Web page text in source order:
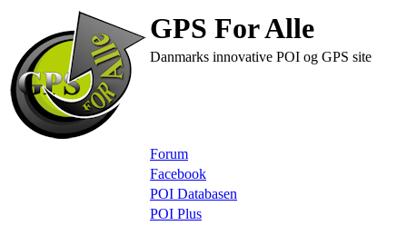
GPS For Alle
Danmarks innovative POI og GPS site
Forum
Facebook
POI Databasen
POI Plus